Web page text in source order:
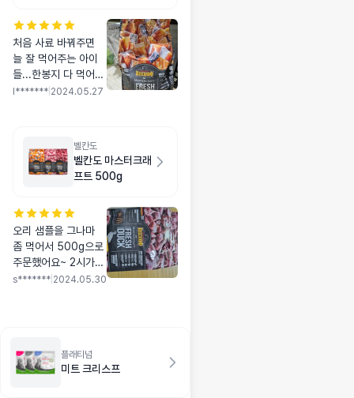
처음 사료 바꿔주면
늘 잘 먹어주는 아이
들...한봉지 다 먹어갈
쯤 되면 실증내는데...
이긴 해요
l******* 2024.05.27
벨칸도
벨칸도 마스터크래
프트 500g
오리 샘플을 그나마
좀 먹어서 500g으로
주문했어요~ 2시가
마감인데 2시 조금 넘
금씩 먹고 있어요~ 요
즘 사료를 거의 안먹
s******* 2024.05.30
플래티넘
미트 크리스프